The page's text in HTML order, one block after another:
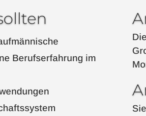
Berufserfahrung im